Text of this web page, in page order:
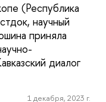
(Республика
научный
приняла
диалог
1 декабря, 2023 г.